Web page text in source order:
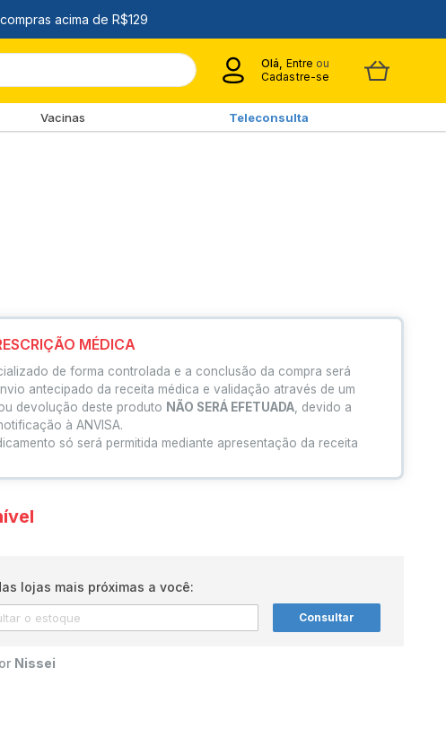
Olá, Entre ou
Cadastre-se
Vacinas Teleconsulta
MÉDICA
de forma controlada e a conclusão da compra será
antecipado da receita médica e validação através de um
devolução deste produto NÃO SERÁ EFETUADA , devido a
à ANVISA.
só será permitida mediante apresentação da receita
lojas mais próximas a você:
Consultar
Nissei